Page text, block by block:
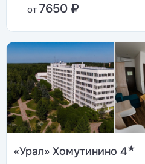
от 7650 ₽
«Урал» Хомутинино 4★